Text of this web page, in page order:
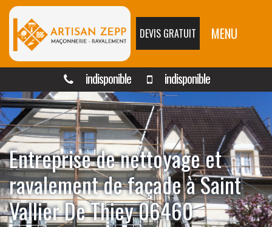
DEVIS GRATUIT MENU
indisponible indisponible
Entreprise de nettoyage et
ravalement de façade à Saint
Vallier De Thiey 06460